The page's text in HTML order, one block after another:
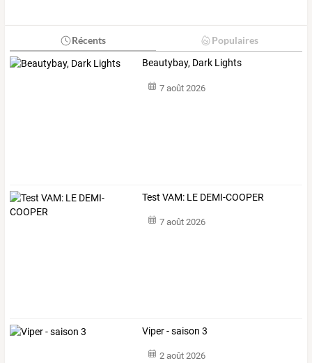
Récents Populaires
Beautybay, Dark Lights
7 août 2026
Test VAM: LE DEMI-COOPER
7 août 2026
Viper - saison 3
2 août 2026